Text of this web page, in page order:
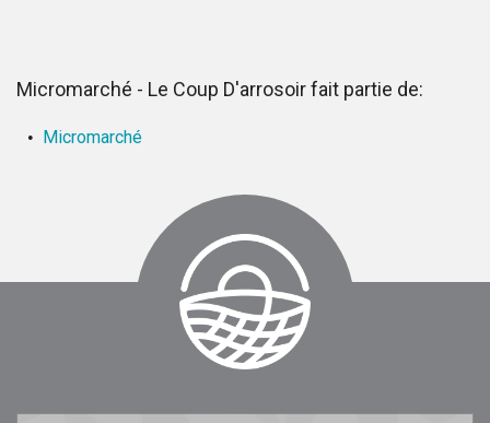
Micromarché - Le Coup D'arrosoir fait partie de:
Micromarché